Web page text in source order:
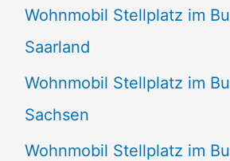
Wohnmobil Stellplatz im
Saarland
Wohnmobil Stellplatz im
Sachsen
Wohnmobil Stellplatz im